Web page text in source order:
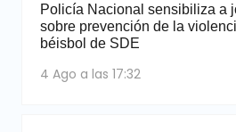
Policía Nacional sensibiliza a
sobre prevención de la
béisbol de SDE
4 Ago a las 17:32